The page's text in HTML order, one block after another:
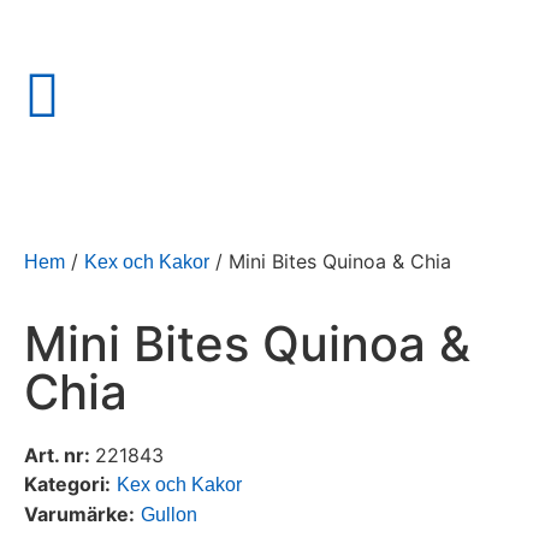
Hem / Kex och Kakor / Mini Bites Quinoa & Chia
Mini Bites Quinoa &
Chia
Art. nr: 221843
Kategori: Kex och Kakor
Varumärke: Gullon